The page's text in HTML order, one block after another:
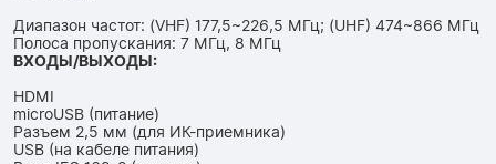
Диапазон частот: (VHF) 177,5~226,5 МГц; (UHF) 474~866 МГц
Полоса пропускания: 7 МГц, 8 МГц
ВХОДЫ/ВЫХОДЫ:
HDMI
microUSB (питание)
Разъем 2,5 мм (для ИК-приемника)
USB (на кабеле питания)